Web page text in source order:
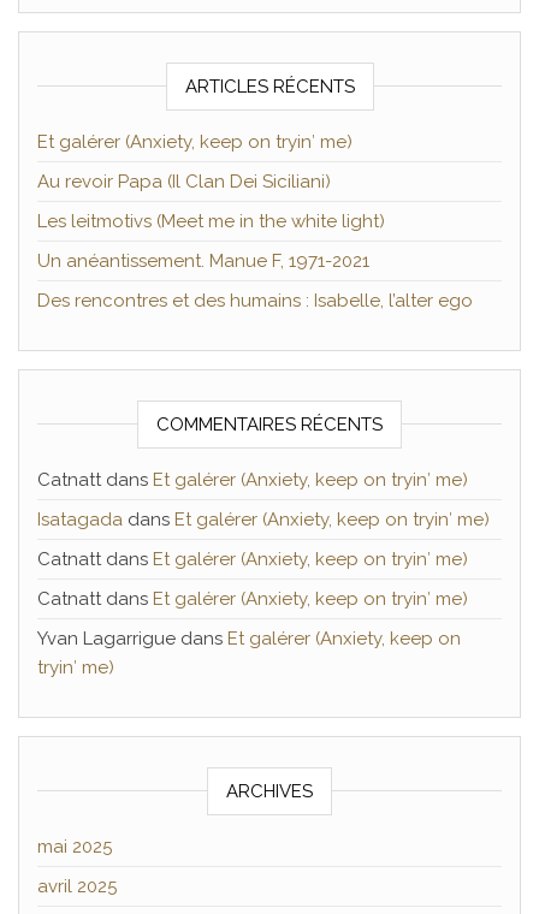
ARTICLES RÉCENTS
Et galérer (Anxiety, keep on tryin′ me)
Au revoir Papa (Il Clan Dei Siciliani)
Les leitmotivs (Meet me in the white light)
Un anéantissement. Manue F, 1971-2021
Des rencontres et des humains : Isabelle, l’alter ego
COMMENTAIRES RÉCENTS
Catnattdans Et galérer (Anxiety, keep on tryin′ me)
Isatagada dans Et galérer (Anxiety, keep on tryin′ me)
Catnattdans Et galérer (Anxiety, keep on tryin′ me)
Catnattdans Et galérer (Anxiety, keep on tryin′ me)
Yvan Lagarrigue dans Et galérer (Anxiety, keep on
tryin′ me)
ARCHIVES
mai 2025
avril 2025